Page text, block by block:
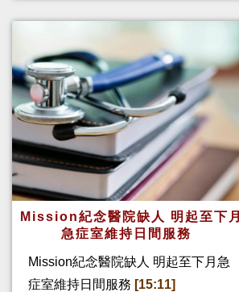
Mission紀念醫院缺人 明起至下月
急症室維持日間服務
Mission紀念醫院缺人 明起至下月急
症室維持日間服務 [15:11]